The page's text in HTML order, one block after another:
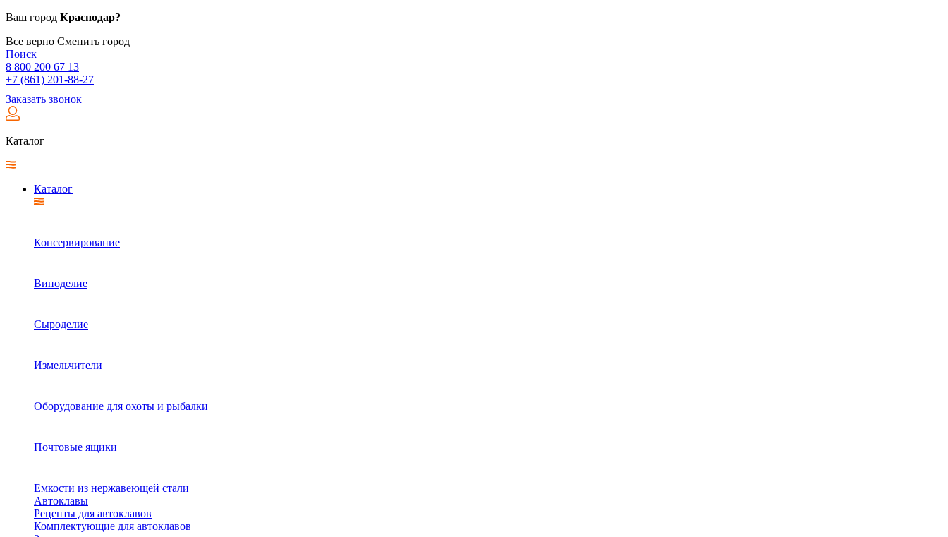
Ваш город Краснодар?
Все верно Сменить город
Поиск
8 800 200 67 13
+7 (861) 201-88-27
Заказать звонок
Каталог
Каталог
Консервирование
Виноделие
Сыроделие
Измельчители
Оборудование для охоты и рыбалки
Почтовые ящики
Емкости из нержавеющей стали
Автоклавы
Рецепты для автоклавов
Комплектующие для автоклавов